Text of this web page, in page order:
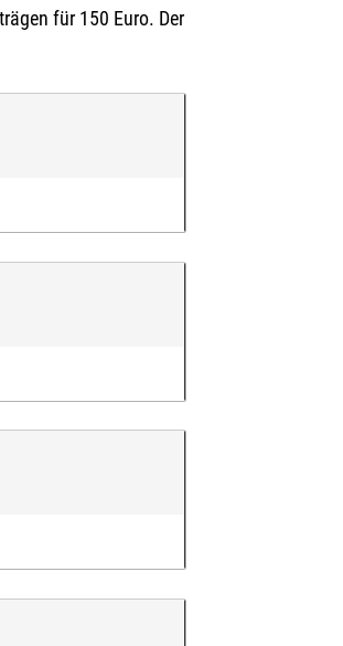
wird.
verfüge,
für 150 Euro. Der